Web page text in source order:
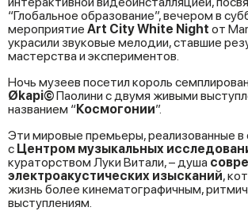
“Глобальное образование”, вечером в
мероприятие Art City White Night от
украсили звуковые мелодии, ставшие
мастерства и экспериментов.
Ночь музеев посетил король
Økapi©Паолини с двумя живыми
названием “Космогонии”.
Эти мировые премьеры, реализованные в
с Центром музыкальных
кураторством Луки Витали, – душа
электроакустических изысканий,
жизнь более кинематографичным,
выступлениям.